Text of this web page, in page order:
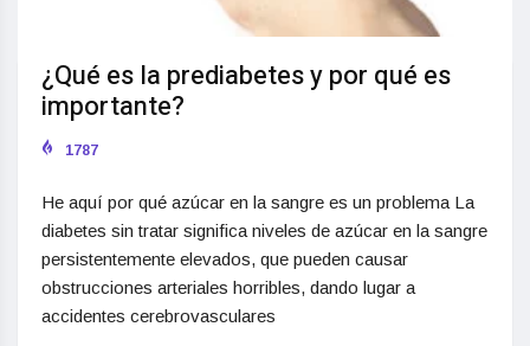
¿Qué es la prediabetes y por qué es
importante?
1787
He aquí por qué azúcar en la sangre es un problema La
diabetes sin tratar significa niveles de azúcar en la sangre
persistentemente elevados, que pueden causar
obstrucciones arteriales horribles, dando lugar a
accidentes cerebrovasculares